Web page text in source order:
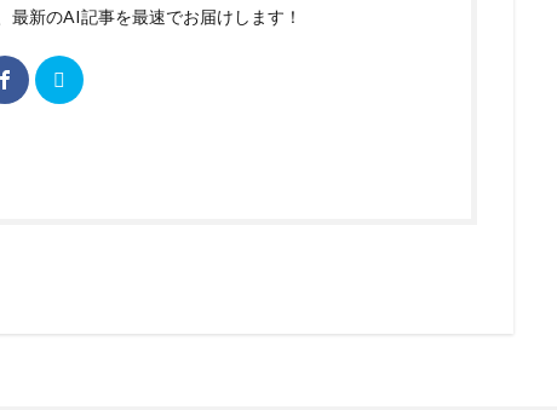
最新のAI記事を最速でお届けします！